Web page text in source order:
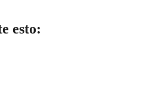
esto: